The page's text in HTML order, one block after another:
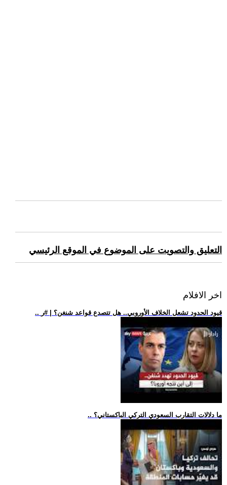
التعليق والتصويت على الموضوع في الموقع الرئيسي
اخر الافلام
.. قيود الحدود تشعل الخلاف الأوروبي.. هل تتصدع قواعد شنغن؟ | #ر
.. ما دلالات التقارب السعودي التركي الباكستاني؟